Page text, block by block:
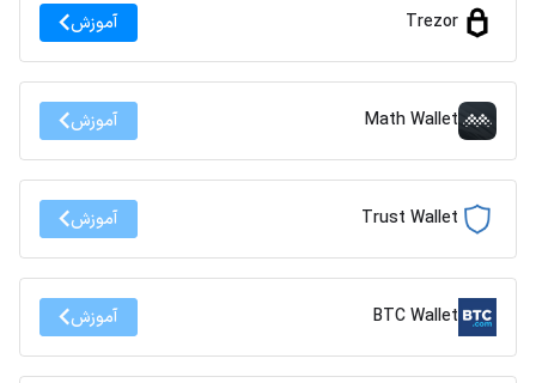
Trezor آموزش
Math Wallet آموزش
Trust Wallet آموزش
BTC Wallet آموزش